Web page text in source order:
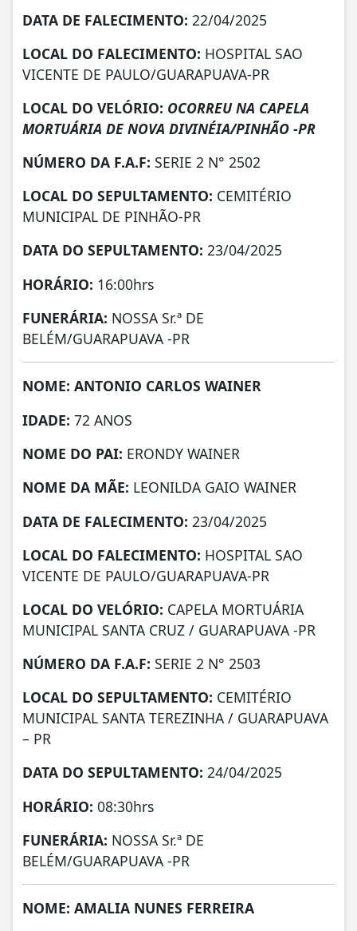
DATA DE FALECIMENTO: 22/04/2025
LOCAL DO FALECIMENTO: HOSPITAL SAO
VICENTE DE PAULO/GUARAPUAVA-PR
LOCAL DO VELÓRIO: OCORREU NA CAPELA
MORTUÁRIA DE NOVA DIVINÉIA/PINHÃO -PR
NÚMERO DA F.A.F: SERIE 2 N° 2502
LOCAL DO SEPULTAMENTO: CEMITÉRIO
MUNICIPAL DE PINHÃO-PR
DATA DO SEPULTAMENTO: 23/04/2025
HORÁRIO: 16:00hrs
FUNERÁRIA: NOSSA Sr.ª DE
BELÉM/GUARAPUAVA -PR
NOME: ANTONIO CARLOS WAINER
IDADE: 72 ANOS
NOME DO PAI: ERONDY WAINER
NOME DA MÃE: LEONILDA GAIO WAINER
DATA DE FALECIMENTO: 23/04/2025
LOCAL DO FALECIMENTO: HOSPITAL SAO
VICENTE DE PAULO/GUARAPUAVA-PR
LOCAL DO VELÓRIO: CAPELA MORTUÁRIA
MUNICIPAL SANTA CRUZ / GUARAPUAVA -PR
NÚMERO DA F.A.F: SERIE 2 N° 2503
LOCAL DO SEPULTAMENTO: CEMITÉRIO
MUNICIPAL SANTA TEREZINHA / GUARAPUAVA
– PR
DATA DO SEPULTAMENTO: 24/04/2025
HORÁRIO: 08:30hrs
FUNERÁRIA: NOSSA Sr.ª DE
BELÉM/GUARAPUAVA -PR
NOME: AMALIA NUNES FERREIRA